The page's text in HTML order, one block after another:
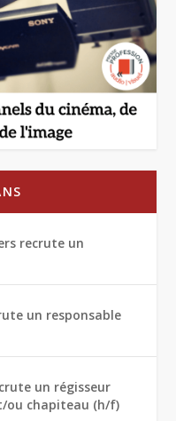
recrute un
un responsable
un régisseur
ou chapiteau (h/f)